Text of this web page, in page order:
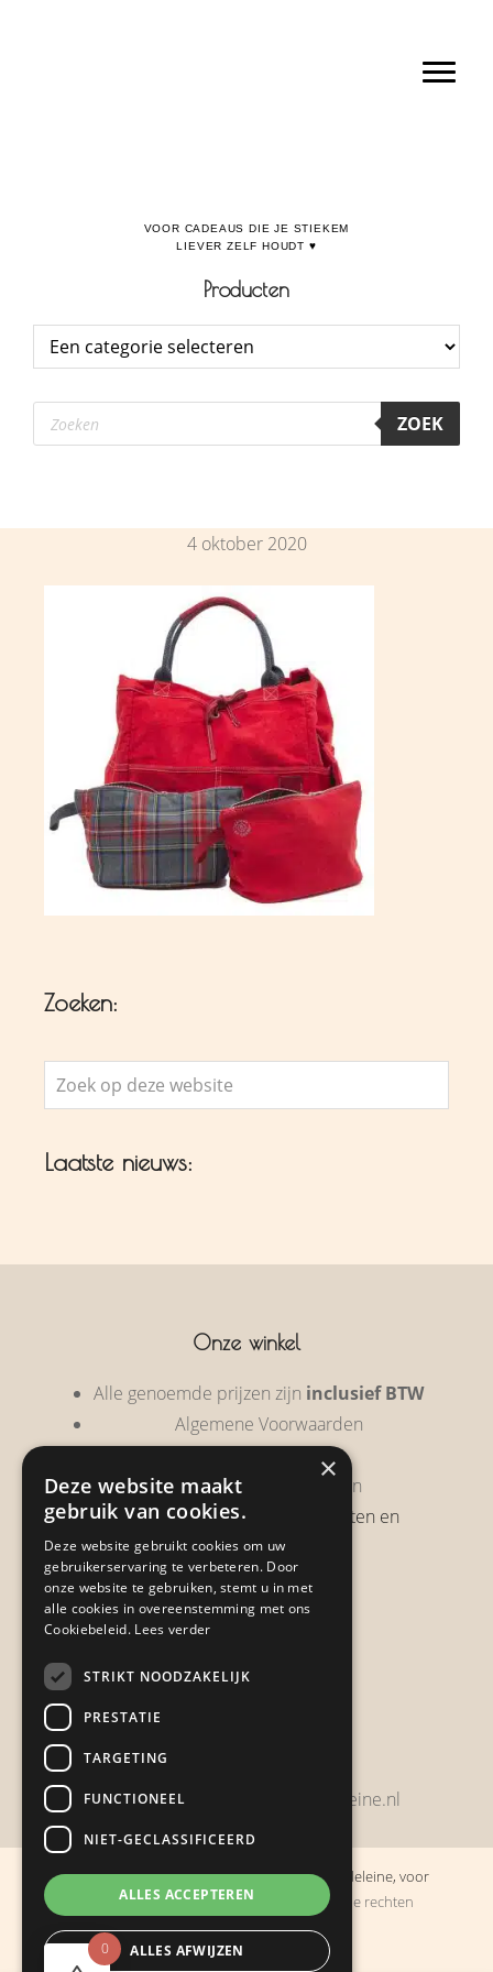
Producten
Producten
zoeken ZOEK
4 oktober 2020
Zoeken:
Zoek
op
website
Laatste nieuws:
Onze winkel
Alle genoemde prijzen zijn inclusief BTW
Algemene Voorwaarden
Garantie & Retourneren
Verzendbeleid, verzendkosten en
verzendtijden
Heb je een klacht?
Zwijnsbergenstraat 154
bestelling@boulevarddelamadeleine.nl
© Copyright 2019 - 2026Boulevard de la Madeleine, voor
cadeaus die je stiekem liever zelf houdt· Alle rechten
voorbehouden
Ontwikkeling door
0
×
Deze website maakt
gebruik van cookies.
Deze website gebruikt cookies om uw
gebruikerservaring te verbeteren. Door
onze website te gebruiken, stemt u in met
alle cookies in overeenstemming met ons
Cookiebeleid. Lees verder
STRIKT NOODZAKELIJK
PRESTATIE
TARGETING
FUNCTIONEEL
NIET-GECLASSIFICEERD
ALLES ACCEPTEREN
ALLES AFWIJZEN